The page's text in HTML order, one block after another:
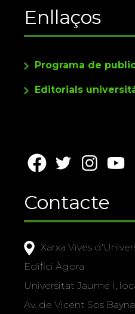
Enllaços
Programa de
Editorials
Contacte
Xarxa Vives
Edifici Àgora
Universitat Jaume I,
Av. de Vicent Sos